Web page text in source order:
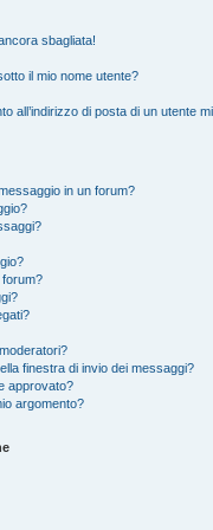
sbagliata!
il mio nome utente?
all’indirizzo di posta di un utente
in un forum?
finestra di invio dei messaggi?
approvato?
argomento?